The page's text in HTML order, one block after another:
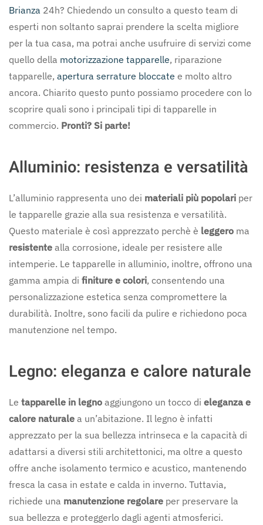
Brianza 24h? Chiedendo un consulto a questo team di
esperti non soltanto saprai prendere la scelta migliore
per la tua casa, ma potrai anche usufruire di servizi come
quello della motorizzazione tapparelle, riparazione
tapparelle, apertura serrature bloccate e molto altro
ancora. Chiarito questo punto possiamo procedere con lo
scoprire quali sono i principali tipi di tapparelle in
commercio. Pronti? Si parte!
Alluminio: resistenza e versatilità
L’alluminio rappresenta uno dei materiali più popolari per
le tapparelle grazie alla sua resistenza e versatilità.
Questo materiale è così apprezzato perchè è leggero ma
resistente alla corrosione, ideale per resistere alle
intemperie. Le tapparelle in alluminio, inoltre, offrono una
gamma ampia di finiture e colori, consentendo una
personalizzazione estetica senza compromettere la
durabilità. Inoltre, sono facili da pulire e richiedono poca
manutenzione nel tempo.
Legno: eleganza e calore naturale
Le tapparelle in legno aggiungono un tocco di eleganza e
calore naturale a un’abitazione. Il legno è infatti
apprezzato per la sua bellezza intrinseca e la capacità di
adattarsi a diversi stili architettonici, ma oltre a questo
offre anche isolamento termico e acustico, mantenendo
fresca la casa in estate e calda in inverno. Tuttavia,
richiede una manutenzione regolare per preservare la
sua bellezza e proteggerlo dagli agenti atmosferici.